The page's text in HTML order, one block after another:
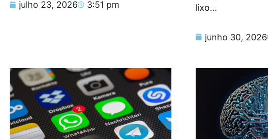
julho 23, 2026 3:51 pm
lixo...
junho 30, 2026